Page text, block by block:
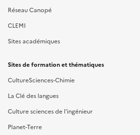
Réseau Canopé
CLEMI
Sites académiques
Sites de formation et thématiques
CultureSciences-Chimie
La Clé des langues
Culture sciences de l'ingénieur
Planet-Terre